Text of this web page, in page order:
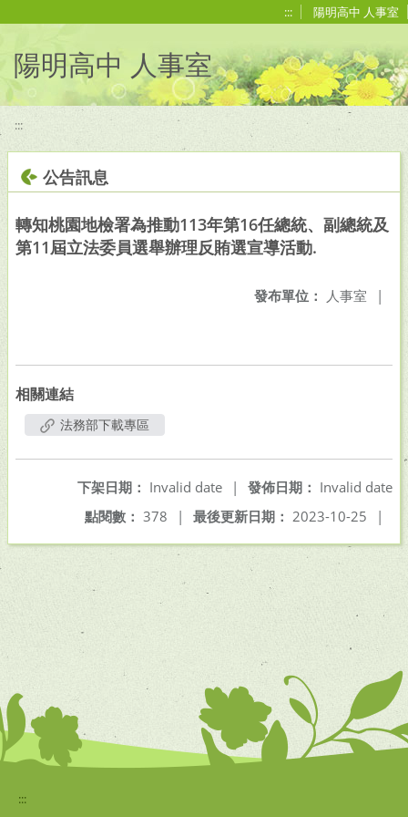
::: 陽明高中 人事室
陽明高中 人事室
:::
公告訊息
轉知桃園地檢署為推動113年第16任總統、副總統及
第11屆立法委員選舉辦理反賄選宣導活動.
發布單位： 人事室 |
相關連結
法務部下載專區
發佈日期： Invalid date
下架日期： Invalid date
|
最後更新日期： 2023-10-25 |
點閱數： 378 |
:::